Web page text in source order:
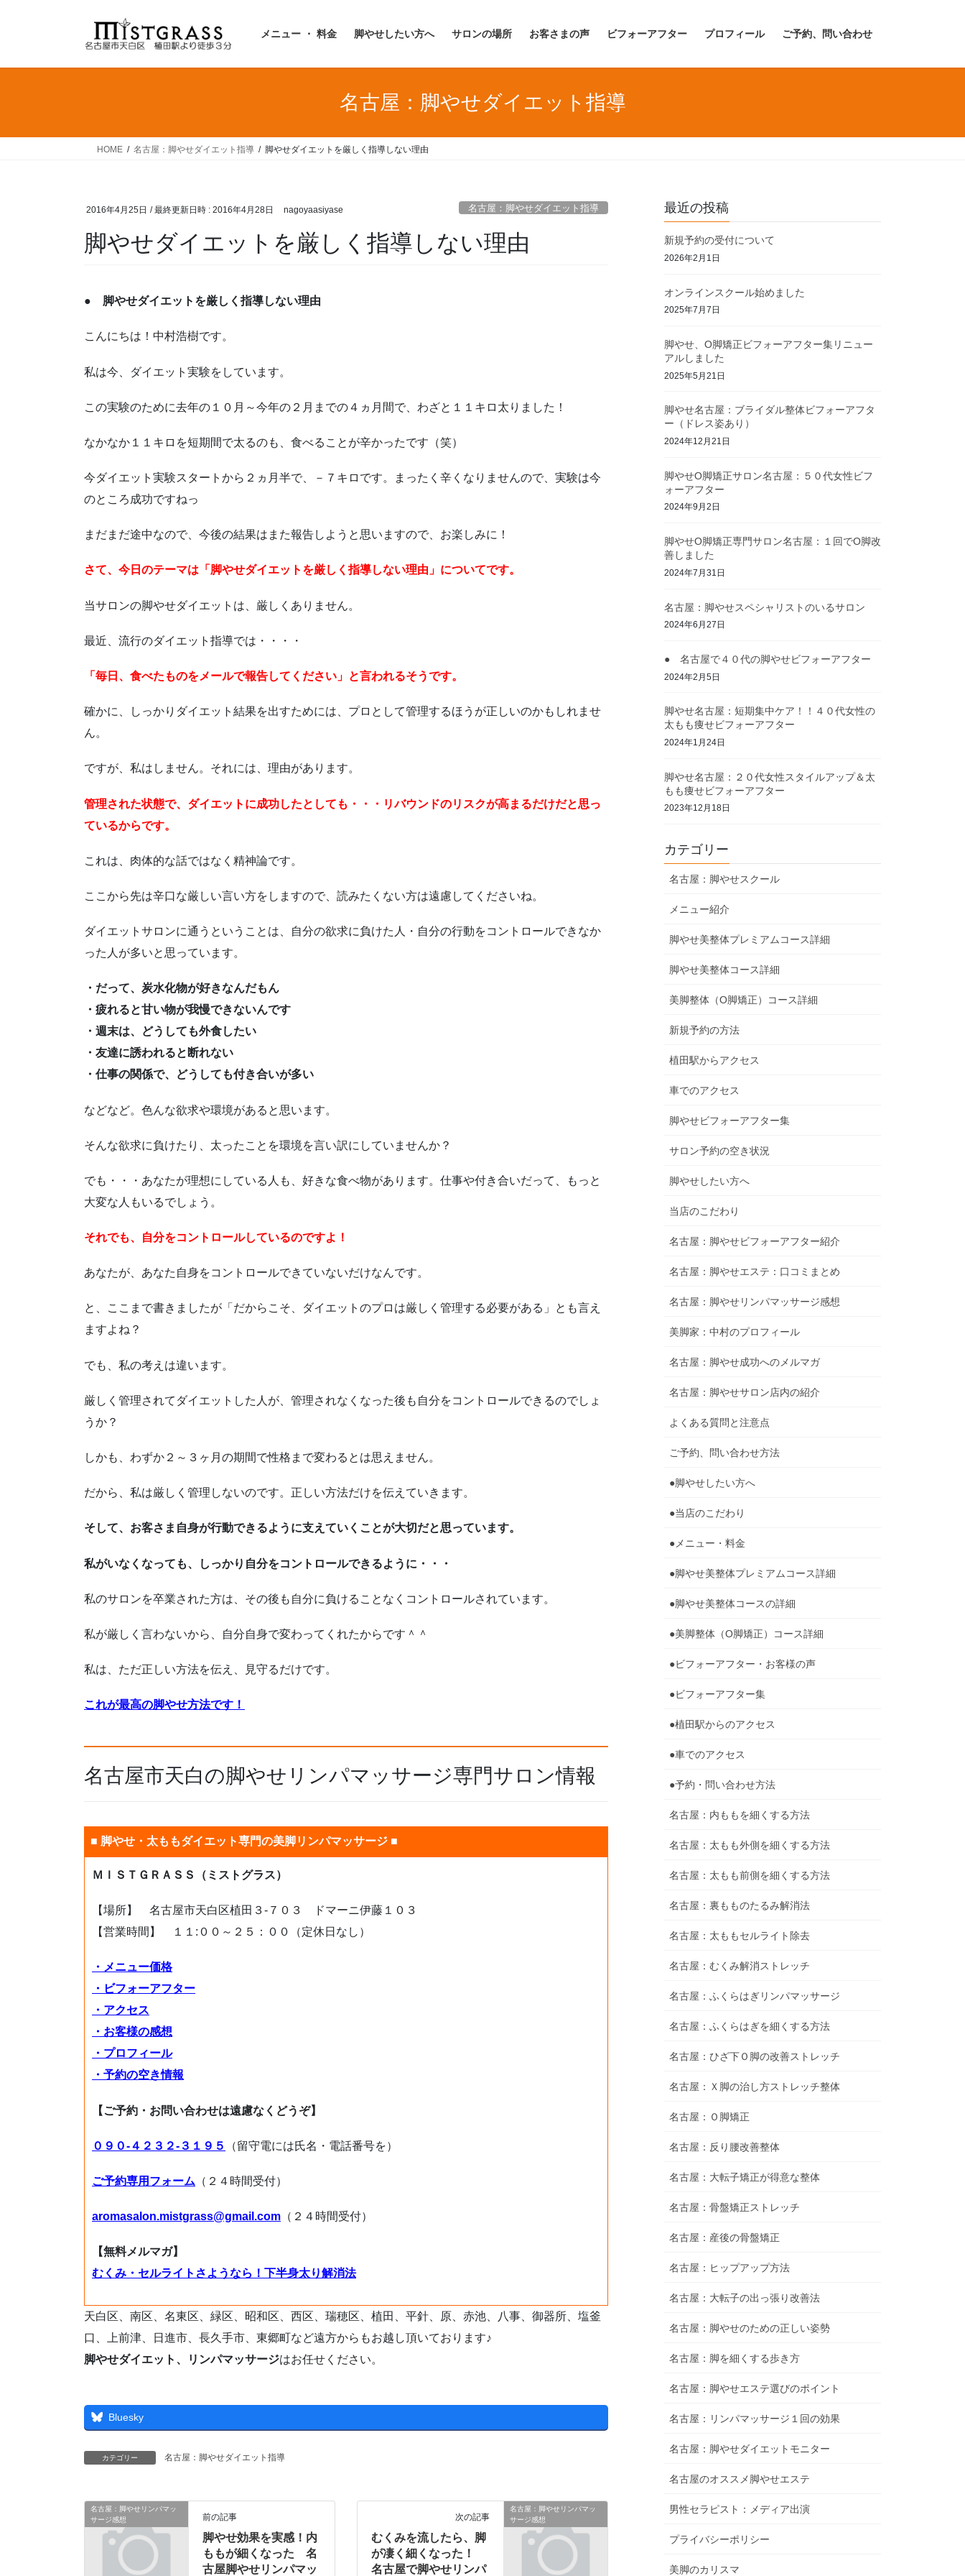
メニュー ・ 料金 脚やせしたい方へ サロンの場所 お客さまの声 ビフォーアフター プロフィール ご予約、問い合わせ
名古屋：脚やせダイエット指導
HOME 名古屋：脚やせダイエット指導 脚やせダイエットを厳しく指導しない理由
2016年4月25日 / 最終更新日時 : 2016年4月28日 nagoyaasiyase 名古屋：脚やせダイエット指導
脚やせダイエットを厳しく指導しない理由
● 脚やせダイエットを厳しく指導しない理由
こんにちは！中村浩樹です。
私は今、ダイエット実験をしています。
この実験のために去年の１０月～今年の２月までの４ヵ月間で、わざと１１キロ太りました！
なかなか１１キロを短期間で太るのも、食べることが辛かったです（笑）
今ダイエット実験スタートから２ヵ月半で、－７キロです。まったく辛くなりませんので、実験は今
のところ成功ですねっ
まだまだ途中なので、今後の結果はまた報告しようと思いますので、お楽しみに！
さて、今日のテーマは「脚やせダイエットを厳しく指導しない理由」についてです。
当サロンの脚やせダイエットは、厳しくありません。
最近、流行のダイエット指導では・・・・
「毎日、食べたものをメールで報告してください」と言われるそうです。
確かに、しっかりダイエット結果を出すためには、プロとして管理するほうが正しいのかもしれませ
ん。
ですが、私はしません。それには、理由があります。
管理された状態で、ダイエットに成功したとしても・・・リバウンドのリスクが高まるだけだと思っ
ているからです。
これは、肉体的な話ではなく精神論です。
ここから先は辛口な厳しい言い方をしますので、読みたくない方は遠慮してくださいね。
ダイエットサロンに通うということは、自分の欲求に負けた人・自分の行動をコントロールできなか
った人が多いと思っています。
・だって、炭水化物が好きなんだもん
・疲れると甘い物が我慢できないんです
・週末は、どうしても外食したい
・友達に誘われると断れない
・仕事の関係で、どうしても付き合いが多い
などなど。色んな欲求や環境があると思います。
そんな欲求に負けたり、太ったことを環境を言い訳にしていませんか？
でも・・・あなたが理想にしている人も、好きな食べ物があります。仕事や付き合いだって、もっと
大変な人もいるでしょう。
それでも、自分をコントロールしているのですよ！
あなたが、あなた自身をコントロールできていないだけなんです。
と、ここまで書きましたが「だからこそ、ダイエットのプロは厳しく管理する必要がある」とも言え
ますよね？
でも、私の考えは違います。
厳しく管理されてダイエットした人が、管理されなくなった後も自分をコントロールできるのでしょ
うか？
しかも、わずか２～３ヶ月の期間で性格まで変わるとは思えません。
だから、私は厳しく管理しないのです。正しい方法だけを伝えていきます。
そして、お客さま自身が行動できるように支えていくことが大切だと思っています。
私がいなくなっても、しっかり自分をコントロールできるように・・・
私のサロンを卒業された方は、その後も自分に負けることなくコントロールされています。
私が厳しく言わないから、自分自身で変わってくれたからです＾＾
私は、ただ正しい方法を伝え、見守るだけです。
これが最高の脚やせ方法です！
名古屋市天白の脚やせリンパマッサージ専門サロン情報
■ 脚やせ・太ももダイエット専門の美脚リンパマッサージ ■
ＭＩＳＴＧＲＡＳＳ（ミストグラス）
【場所】 名古屋市天白区植田３-７０３ ドマーニ伊藤１０３
【営業時間】 １１:００～２５：００（定休日なし）
・メニュー価格
・ビフォーアフター
・アクセス
・お客様の感想
・プロフィール
・予約の空き情報
【ご予約・お問い合わせは遠慮なくどうぞ】
０９０-４２３２-３１９５ （留守電には氏名・電話番号を）
ご予約専用フォーム （２４時間受付）
aromasalon.mistgrass@gmail.com （２４時間受付）
【無料メルマガ】
むくみ・セルライトさようなら！下半身太り解消法
天白区、南区、名東区、緑区、昭和区、西区、瑞穂区、植田、平針、原、赤池、八事、御器所、塩釜
口、上前津、日進市、長久手市、東郷町など遠方からもお越し頂いております♪
脚やせダイエット、リンパマッサージはお任せください。
Bluesky
カテゴリー 名古屋：脚やせダイエット指導
名古屋：脚やせリンパマッ
サージ感想
前の記事
脚やせ効果を実感！内
ももが細くなった 名
古屋脚やせリンパマッ
名古屋：脚やせリンパマッ
サージ感想
次の記事
むくみを流したら、脚
が凄く細くなった！
名古屋で脚やせリンパ
最近の投稿
新規予約の受付について
2026年2月1日
オンラインスクール始めました
2025年7月7日
脚やせ、O脚矯正ビフォーアフター集リニュー
アルしました
2025年5月21日
脚やせ名古屋：ブライダル整体ビフォーアフタ
ー（ドレス姿あり）
2024年12月21日
脚やせO脚矯正サロン名古屋：５０代女性ビフ
ォーアフター
2024年9月2日
脚やせO脚矯正専門サロン名古屋：１回でO脚改
善しました
2024年7月31日
名古屋：脚やせスペシャリストのいるサロン
2024年6月27日
● 名古屋で４０代の脚やせビフォーアフター
2024年2月5日
脚やせ名古屋：短期集中ケア！！４０代女性の
太もも痩せビフォーアフター
2024年1月24日
脚やせ名古屋：２０代女性スタイルアップ＆太
もも痩せビフォーアフター
2023年12月18日
カテゴリー
名古屋：脚やせスクール
メニュー紹介
脚やせ美整体プレミアムコース詳細
脚やせ美整体コース詳細
美脚整体（O脚矯正）コース詳細
新規予約の方法
植田駅からアクセス
車でのアクセス
脚やせビフォーアフター集
サロン予約の空き状況
脚やせしたい方へ
当店のこだわり
名古屋：脚やせビフォーアフター紹介
名古屋：脚やせエステ：口コミまとめ
名古屋：脚やせリンパマッサージ感想
美脚家：中村のプロフィール
名古屋：脚やせ成功へのメルマガ
名古屋：脚やせサロン店内の紹介
よくある質問と注意点
ご予約、問い合わせ方法
●脚やせしたい方へ
●当店のこだわり
●メニュー・料金
●脚やせ美整体プレミアムコース詳細
●脚やせ美整体コースの詳細
●美脚整体（O脚矯正）コース詳細
●ビフォーアフター・お客様の声
●ビフォーアフター集
●植田駅からのアクセス
●車でのアクセス
●予約・問い合わせ方法
名古屋：内ももを細くする方法
名古屋：太もも外側を細くする方法
名古屋：太もも前側を細くする方法
名古屋：裏もものたるみ解消法
名古屋：太ももセルライト除去
名古屋：むくみ解消ストレッチ
名古屋：ふくらはぎリンパマッサージ
名古屋：ふくらはぎを細くする方法
名古屋：ひざ下Ｏ脚の改善ストレッチ
名古屋：Ｘ脚の治し方ストレッチ整体
名古屋：Ｏ脚矯正
名古屋：反り腰改善整体
名古屋：大転子矯正が得意な整体
名古屋：骨盤矯正ストレッチ
名古屋：産後の骨盤矯正
名古屋：ヒップアップ方法
名古屋：大転子の出っ張り改善法
名古屋：脚やせのための正しい姿勢
名古屋：脚を細くする歩き方
名古屋：脚やせエステ選びのポイント
名古屋：リンパマッサージ１回の効果
名古屋：脚やせダイエットモニター
名古屋のオススメ脚やせエステ
男性セラピスト：メディア出演
プライバシーポリシー
美脚のカリスマ